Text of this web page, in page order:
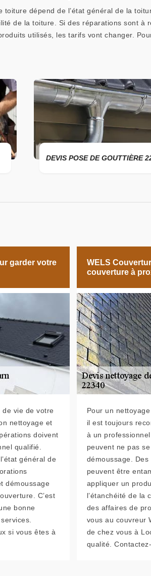
toiture dépend de l’état général de la
de la toiture. Si des réparations sont
utilisés, les tarifs vont changer.
DEVIS POSE DE GOUTTIÈRE
garder votre
vie de votre
nettoyage et
doivent
qualifié.
général de
démoussage
C’est
bonne
si vous êtes à
WELS
couverture à
Pour un
il est toujours
à un
peuvent ne pas
démoussage.
peuvent être
appliquer un
l’étanchéité de la
des affaires de
vous au couvreur
de chez vous à
qualité.